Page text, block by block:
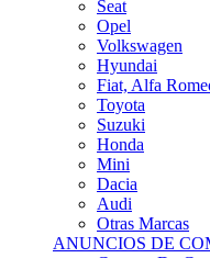
Seat
Opel
Volkswagen
Hyundai
Fiat, Alfa
Toyota
Suzuki
Honda
Mini
Dacia
Audi
Otras Marcas
ANUNCIOS DE